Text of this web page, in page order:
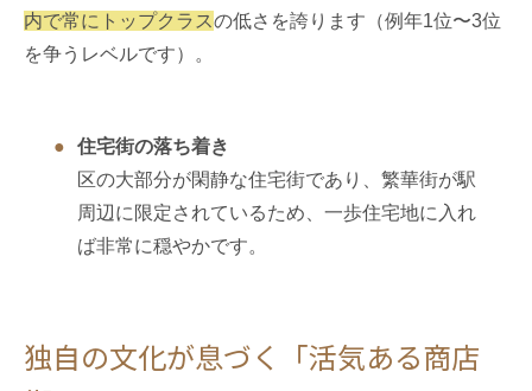
内で常にトップクラスの低さを誇ります（例年1位〜3位
を争うレベルです）。
住宅街の落ち着き
区の大部分が閑静な住宅街であり、繁華街が駅
周辺に限定されているため、一歩住宅地に入れ
ば非常に穏やかです。
独自の文化が息づく「活気ある商店